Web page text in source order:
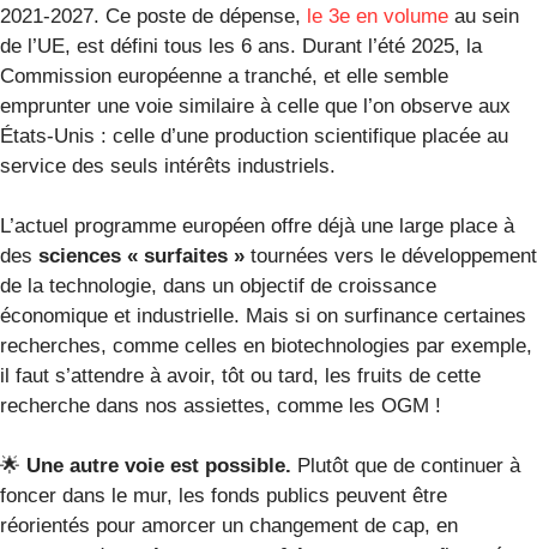
2021-2027. Ce poste de dépense, le 3e en volume au sein
de l’UE, est défini tous les 6 ans. Durant l’été 2025, la
Commission européenne a tranché, et elle semble
emprunter une voie similaire à celle que l’on observe aux
États-Unis : celle d’une production scientifique placée au
service des seuls intérêts industriels.
L’actuel programme européen offre déjà une large place à
des sciences « surfaites » tournées vers le développement
de la technologie, dans un objectif de croissance
économique et industrielle. Mais si on surfinance certaines
recherches, comme celles en biotechnologies par exemple,
il faut s’attendre à avoir, tôt ou tard, les fruits de cette
recherche dans nos assiettes, comme les OGM !
🌟 Une autre voie est possible. Plutôt que de continuer à
foncer dans le mur, les fonds publics peuvent être
réorientés pour amorcer un changement de cap, en